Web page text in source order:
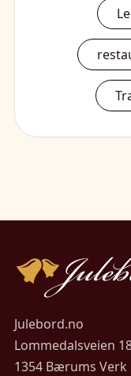
Julebord.no
Lommedalsveien
1354 Bærums Verk